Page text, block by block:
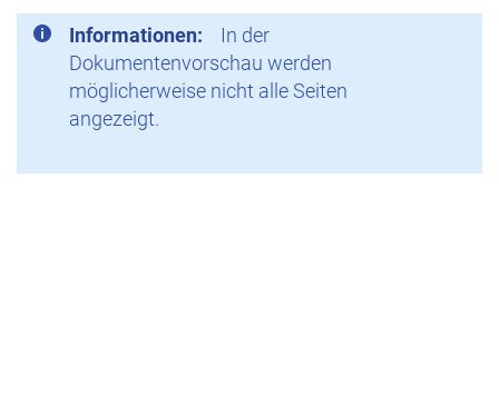
Informationen:
In der
Dokumentenvorschau werden
möglicherweise nicht alle Seiten
angezeigt.